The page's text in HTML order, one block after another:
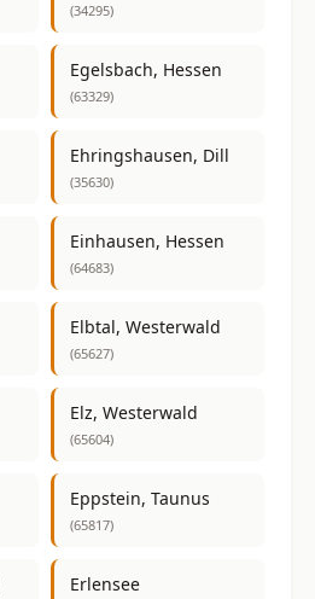
(34295)
Egelsbach, Hessen
(63329)
Ehringshausen, Dill
(35630)
Einhausen, Hessen
(64683)
Elbtal, Westerwald
(65627)
Elz, Westerwald
(65604)
Eppstein, Taunus
(65817)
Erlensee